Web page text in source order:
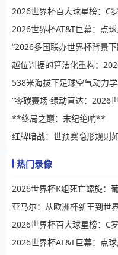
2026世界杯AT&T巨幕：点
“零碳赛场·绿动直达：2026
**终局之巅：末纪绝响**
红牌暗战：世预赛隐形规则
热门录像
2026世界杯K组死亡螺旋：
亚马尔：从欧洲杯新王到世
2026世界杯AT&T巨幕：点